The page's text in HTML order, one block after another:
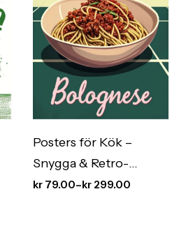
Posters för Kök –
Snygga & Retro-
Inspirerade Kökstavlor
kr 79.00–kr 299.00